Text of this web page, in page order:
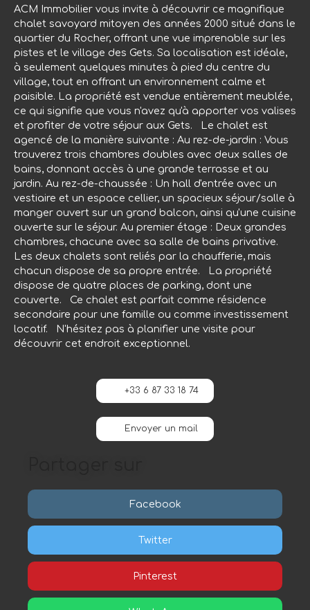
ACM Immobilier vous invite à découvrir ce magnifique
chalet savoyard mitoyen des années 2000 situé dans le
quartier du Rocher, offrant une vue imprenable sur les
pistes et le village des Gets. Sa localisation est idéale,
à seulement quelques minutes à pied du centre du
village, tout en offrant un environnement calme et
paisible. La propriété est vendue entièrement meublée,
ce qui signifie que vous n'avez qu'à apporter vos valises
et profiter de votre séjour aux Gets. Le chalet est
agencé de la manière suivante : Au rez-de-jardin : Vous
trouverez trois chambres doubles avec deux salles de
bains, donnant accès à une grande terrasse et au
jardin. Au rez-de-chaussée : Un hall d'entrée avec un
vestiaire et un espace cellier, un spacieux séjour/salle à
manger ouvert sur un grand balcon, ainsi qu'une cuisine
ouverte sur le séjour. Au premier étage : Deux grandes
chambres, chacune avec sa salle de bains privative.
Les deux chalets sont reliés par la chaufferie, mais
chacun dispose de sa propre entrée. La propriété
dispose de quatre places de parking, dont une
couverte. Ce chalet est parfait comme résidence
secondaire pour une famille ou comme investissement
locatif. N'hésitez pas à planifier une visite pour
découvrir cet endroit exceptionnel.
+33 6 87 33 18 74
Envoyer un mail
Facebook
Twitter
Pinterest